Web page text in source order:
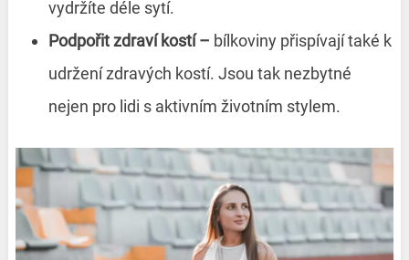
vydržíte déle sytí.
Podpořit zdraví kostí–⁠ bílkoviny přispívají také k
udržení zdravých kostí. Jsou tak nezbytné
nejen pro lidi s aktivním životním stylem.